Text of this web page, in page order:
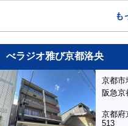
も
べラジオ雅び京都洛央
京都市
阪急京
京都府
513